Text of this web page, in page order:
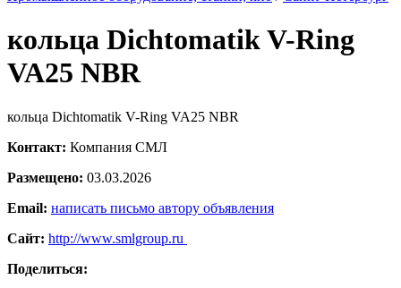
кольца Dichtomatik V-Ring
VA25 NBR
кольца Dichtomatik V-Ring VA25 NBR
Контакт: Компания СМЛ
Размещено: 03.03.2026
Email: написать письмо автору объявления
Сайт: http://www.smlgroup.ru
Поделиться: